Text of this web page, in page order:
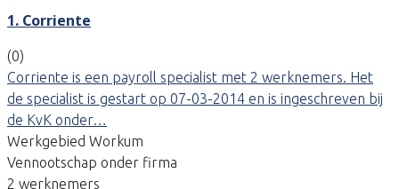
1. Corriente
(0)
Corriente is een payroll specialist met 2 werknemers. Het
de specialist is gestart op 07-03-2014 en is ingeschreven bij
de KvK onder…
Werkgebied Workum
Vennootschap onder firma
2 werknemers